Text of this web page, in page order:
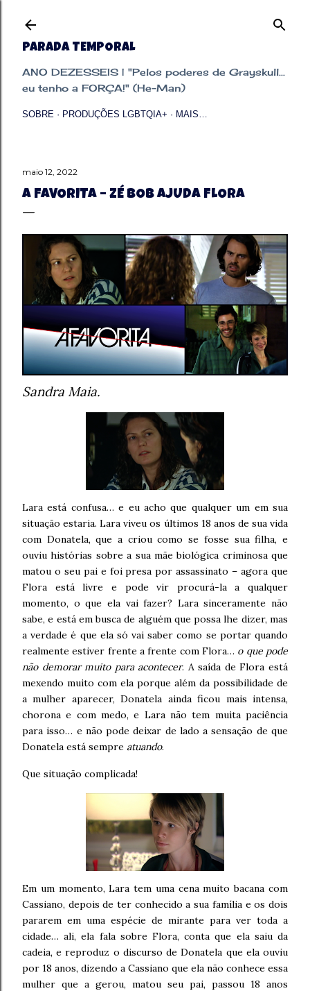
PARADA TEMPORAL
ANO DEZESSEIS | "Pelos poderes de Grayskull...
eu tenho a FORÇA!" (He-Man)
SOBRE PRODUÇÕES LGBTQIA+ MAIS…
maio 12, 2022
A FAVORITA – ZÉ BOB AJUDA FLORA
Sandra Maia.
Lara está confusa… e eu acho que qualquer um em sua
situação estaria. Lara viveu os últimos 18 anos de sua vida
com Donatela, que a criou como se fosse sua filha, e
ouviu histórias sobre a sua mãe biológica criminosa que
matou o seu pai e foi presa por assassinato – agora que
Flora está livre e pode vir procurá-la a qualquer
momento, o que ela vai fazer? Lara sinceramente não
sabe, e está em busca de alguém que possa lhe dizer, mas
a verdade é que ela só vai saber como se portar quando
realmente estiver frente a frente com Flora… o que pode
não demorar muito para acontecer. A saída de Flora está
mexendo muito com ela porque além da possibilidade de
a mulher aparecer, Donatela ainda ficou mais intensa,
chorona e com medo, e Lara não tem muita paciência
para isso… e não pode deixar de lado a sensação de que
Donatela está sempre atuando.
Que situação complicada!
Em um momento, Lara tem uma cena muito bacana com
Cassiano, depois de ter conhecido a sua família e os dois
pararem em uma espécie de mirante para ver toda a
cidade… ali, ela fala sobre Flora, conta que ela saiu da
cadeia, e reproduz o discurso de Donatela que ela ouviu
por 18 anos, dizendo a Cassiano que ela não conhece essa
mulher que a gerou, matou seu pai, passou 18 anos